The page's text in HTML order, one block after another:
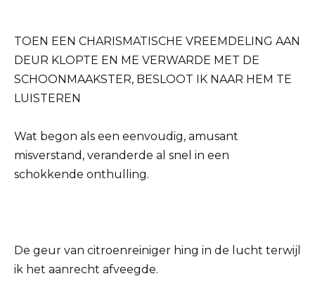
TOEN EEN CHARISMATISCHE VREEMDELING AAN
DEUR KLOPTE EN ME VERWARDE MET DE
SCHOONMAAKSTER, BESLOOT IK NAAR HEM TE
LUISTEREN
Wat begon als een eenvoudig, amusant
misverstand, veranderde al snel in een
schokkende onthulling.
De geur van citroenreiniger hing in de lucht terwijl
ik het aanrecht afveegde.